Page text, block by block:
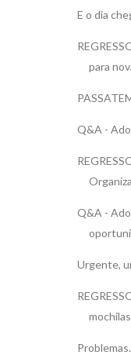
E o dia
para
Q&A -
Q&A -
Urgente,
mochilas